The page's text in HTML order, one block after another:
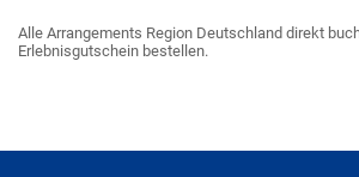
Alle Arrangements Region Deutschland direkt
Erlebnisgutschein bestellen.